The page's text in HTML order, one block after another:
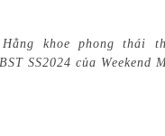
khoe phong thái
SS2024 của Weekend